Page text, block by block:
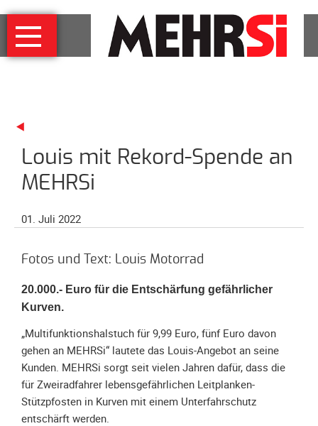
Navigation
überspringen
MEHRSi
Wer
Ziel
und
Strategie
Schirmherrschaft
MEHRSi
Unterstützen
Förderer
werden
Fördererdaten
ändern
Gewerbliche
Louis mit Rekord-Spende an
MEHRSi
01. Juli 2022
Fotos und Text: Louis Motorrad
20.000.- Euro für die Entschärfung gefährlicher
Kurven.
„Multifunktionshalstuch für 9,99 Euro, fünf Euro davon
gehen an MEHRSi“ lautete das Louis-Angebot an seine
Kunden. MEHRSi sorgt seit vielen Jahren dafür, dass die
für Zweiradfahrer lebensgefährlichen Leitplanken-
Stützpfosten in Kurven mit einem Unterfahrschutz
entschärft werden.